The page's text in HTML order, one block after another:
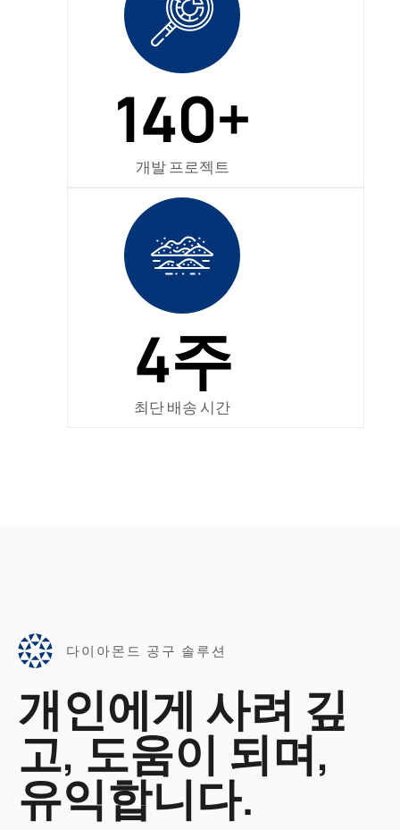
140+
개발 프로젝트
4주
최단 배송 시간
다이아몬드 공구 솔루션
개인에게 사려 깊
고, 도움이 되며,
유익합니다.